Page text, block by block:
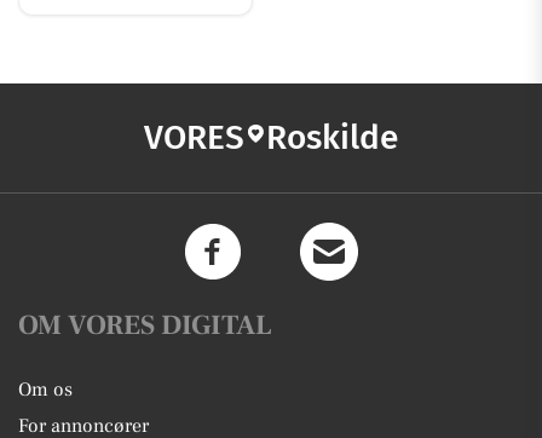
VORES Roskilde
OM VORES DIGITAL
Om os
For annoncører